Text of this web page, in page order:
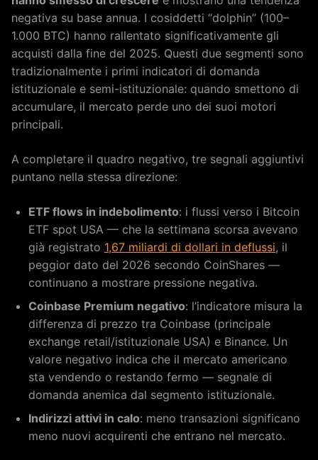
negativa su base annua. I cosiddetti “dolphin” (100–
1.000 BTC) hanno rallentato significativamente gli
acquisti dalla fine del 2025. Questi due segmenti sono
tradizionalmente i primi indicatori di domanda
istituzionale e semi-istituzionale: quando smettono di
accumulare, il mercato perde uno dei suoi motori
principali.
A completare il quadro negativo, tre segnali aggiuntivi
puntano nella stessa direzione:
ETF flows in indebolimento: i flussi verso i Bitcoin
ETF spot USA — che la settimana scorsa avevano
già registrato 1,67 miliardi di dollari in deflussi, il
peggior dato del 2026 secondo CoinShares —
continuano a mostrare pressione negativa.
Coinbase Premium negativo: l’indicatore misura la
differenza di prezzo tra Coinbase (principale
exchange retail/istituzionale USA) e Binance. Un
valore negativo indica che il mercato americano
sta vendendo o restando fermo — segnale di
domanda anemica dal segmento istituzionale.
Indirizzi attivi in calo: meno transazioni significano
meno nuovi acquirenti che entrano nel mercato.